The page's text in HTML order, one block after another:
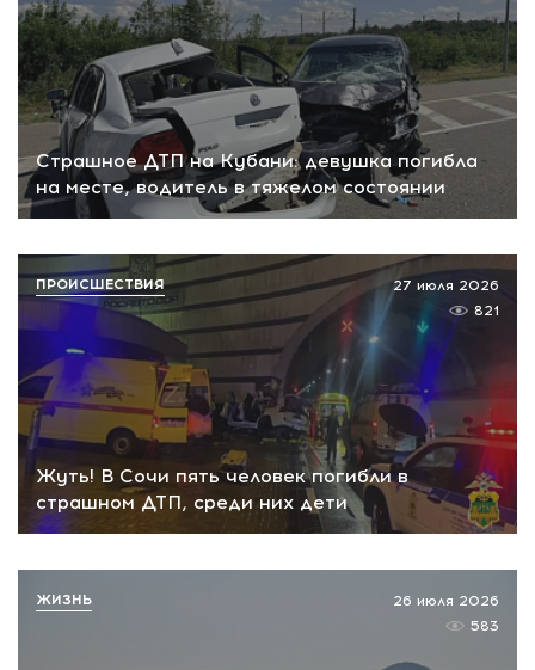
Страшное ДТП на Кубани: девушка погибла
на месте, водитель в тяжелом состоянии
Жуть! В Сочи пять человек погибли в
страшном ДТП, среди них дети
27 июля 2026
821
ПРОИСШЕСТВИЯ
26 июля 2026
583
ЖИЗНЬ